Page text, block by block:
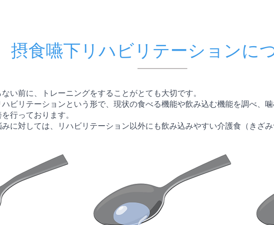
摂食嚥下リハビリテーションに
い前に、トレーニングをすることがとても大切です。
ビリテーションという形で、現状の食べる機能や飲み込む機能を調べ、
行っております。
に対しては、リハビリテーション以外にも飲み込みやすい介護食（きざ